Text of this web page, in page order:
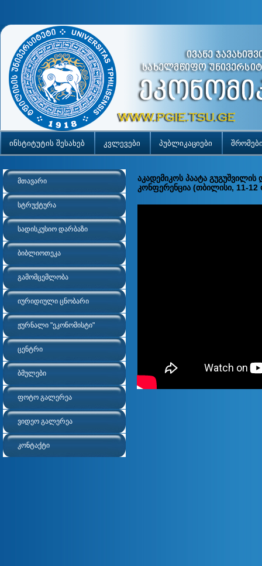
ინსტიტუტის შესახებ კვლევები პუბლიკაციები
მთავარი
სტრუქტურა
სადისკუსიო დარბაზი
ბიბლიოთეკა
გამომცემლობა
იურიდიული ცნობარი
ჟურნალი "ეკონომისტი"
ცენტრი
ბმულები
ფოტო გალერეა
ვიდეო გალერეა
კონტაქტი
აკადემიკოს პაატა
კონფერენცია (თბილისი, 11-12